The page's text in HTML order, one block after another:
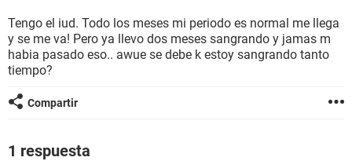
BIENESTAR
SEXUALIDAD
GLOSARIO
Tengo el iud. Todo los meses mi periodo es normal me llega
y se me va! Pero ya llevo dos meses sangrando y jamas m
habia pasado eso.. awue se debe k estoy sangrando tanto
tiempo?
Compartir
1 respuesta